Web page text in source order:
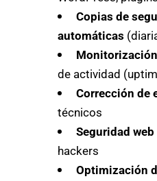
Copias de
automáticas
de actividad
Corrección de
técnicos
Seguridad web
hackers
Optimización